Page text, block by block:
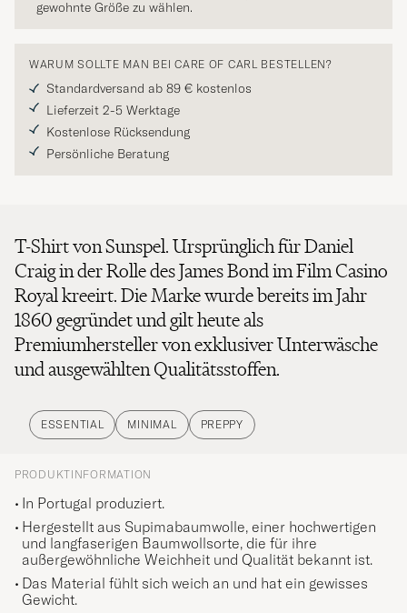
gewohnte Größe zu wählen.
WARUM SOLLTE MAN BEI CARE OF CARL BESTELLEN?
Standardversand ab 89 € kostenlos
Lieferzeit 2-5 Werktage
Kostenlose Rücksendung
Persönliche Beratung
T-Shirt von Sunspel. Ursprünglich für Daniel
Craig in der Rolle des James Bond im Film Casino
Royal kreeirt. Die Marke wurde bereits im Jahr
1860 gegründet und gilt heute als
Premiumhersteller von exklusiver Unterwäsche
und ausgewählten Qualitätsstoffen.
ESSENTIAL MINIMAL PREPPY
PRODUKTINFORMATION
In Portugal produziert.
Hergestellt aus Supimabaumwolle, einer hochwertigen
und langfaserigen Baumwollsorte, die für ihre
außergewöhnliche Weichheit und Qualität bekannt ist.
Das Material fühlt sich weich an und hat ein gewisses
Gewicht.